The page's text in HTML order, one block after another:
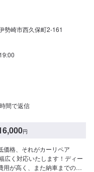
【1】オファーにてお問
ただければ作業開始【4】
て-----------パーツの持ち込み
【定休日・営業時間】定休
勢崎市西久保町2-161
間で返信
円
価格、それがカーリペア
広く対応いたします！ディー
用が高く、また納車までの時